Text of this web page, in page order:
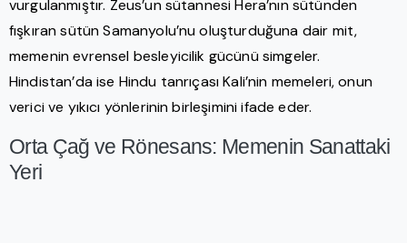
vurgulanmıştır. Zeus’un sütannesi Hera’nın sütünden
fışkıran sütün Samanyolu’nu oluşturduğuna dair mit,
memenin evrensel besleyicilik gücünü simgeler.
Hindistan’da ise Hindu tanrıçası Kali’nin memeleri, onun
verici ve yıkıcı yönlerinin birleşimini ifade eder.
Orta Çağ ve Rönesans: Memenin Sanattaki
Yeri